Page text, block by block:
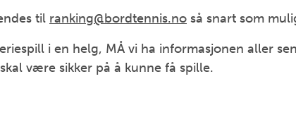
til ranking@bordtennis.no så snart som
i en helg, MÅ vi ha informasjonen aller
være sikker på å kunne få spille.